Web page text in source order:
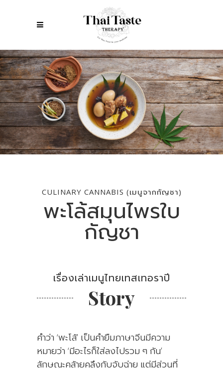
CULINARY CANNABIS (เมนูจากกัญชา)
พะโล้สมุนไพรใบ
กัญชา
เรื่องเล่าเมนูไทยเทสเทอราปี
Story
คำว่า ‘พะโล้’ เป็นคำยืมภาษาจีนมีความ
หมายว่า ‘มีอะไรก็ใส่ลงไปรวม ๆ กัน’
ลักษณะคล้ายคลึงกับจับฉ่าย แต่มีส่วนที่